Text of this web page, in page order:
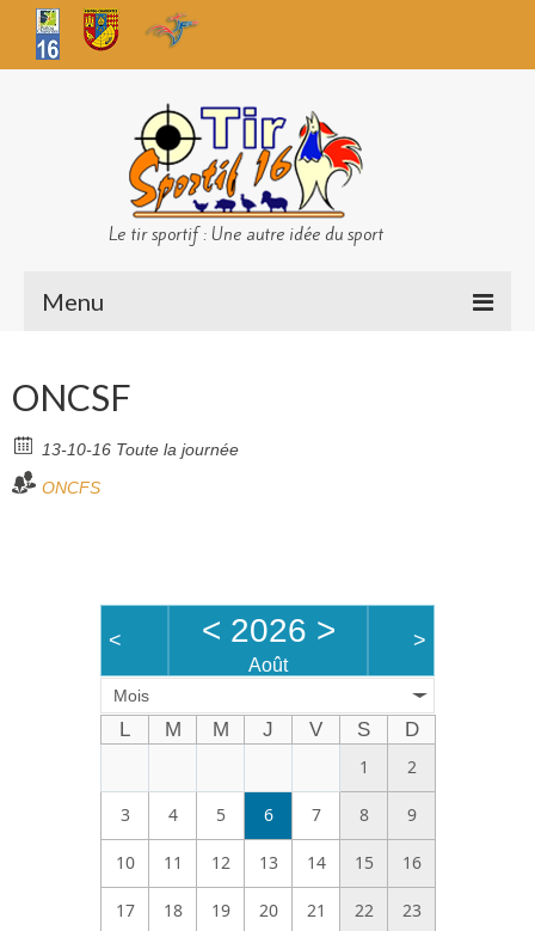
Le tir sportif : Une autre idée du sport
Menu
Sécurité
Challenges TS 16
Vidéos
ONCSF
13-10-16 Toute la journée
ONCFS
< < 2026 >
Août
>
Mois
L M M J V S
D
1
2
3 4 5 6 7 8 9
10 11 12 13 14 15 16
17 18 19 20 21 22 23